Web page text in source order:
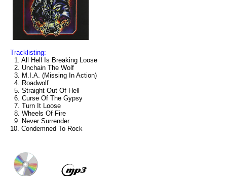
Tracklisting:
1. All Hell Is Breaking Loose
2. Unchain The Wolf
3. M.I.A. (Missing In Action)
4. Roadwolf
5. Straight Out Of Hell
6. Curse Of The Gypsy
7. Turn It Loose
8. Wheels Of Fire
9. Never Surrender
10. Condemned To Rock